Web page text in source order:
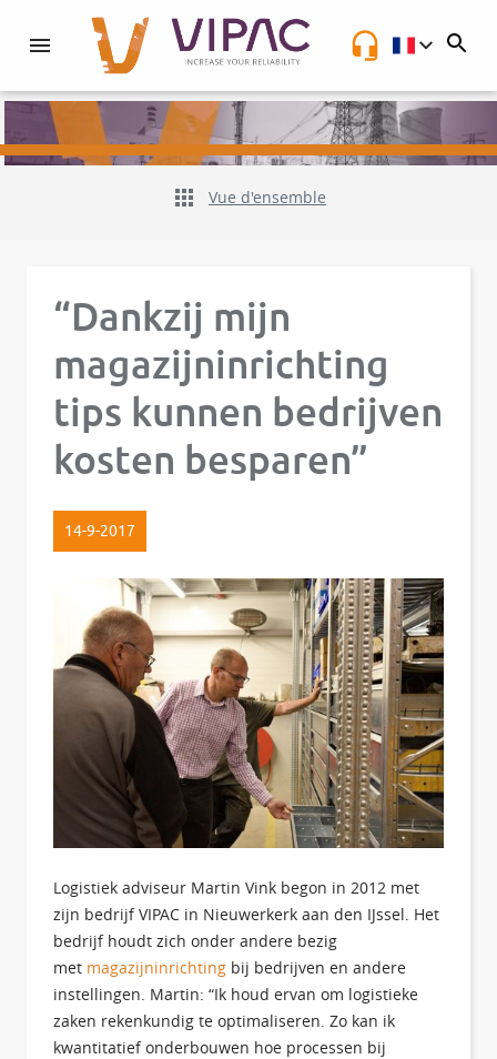
NL
Vue d'ensemble
“Dankzij mijn
magazijninrichting
tips kunnen bedrijven
kosten besparen”
14-9-2017
Logistiek adviseur Martin Vink begon in 2012 met
zijn bedrijf VIPAC in Nieuwerkerk aan den IJssel. Het
bedrijf houdt zich onder andere bezig
met magazijninrichting bij bedrijven en andere
instellingen. Martin: “Ik houd ervan om logistieke
zaken rekenkundig te optimaliseren. Zo kan ik
kwantitatief onderbouwen hoe processen bij